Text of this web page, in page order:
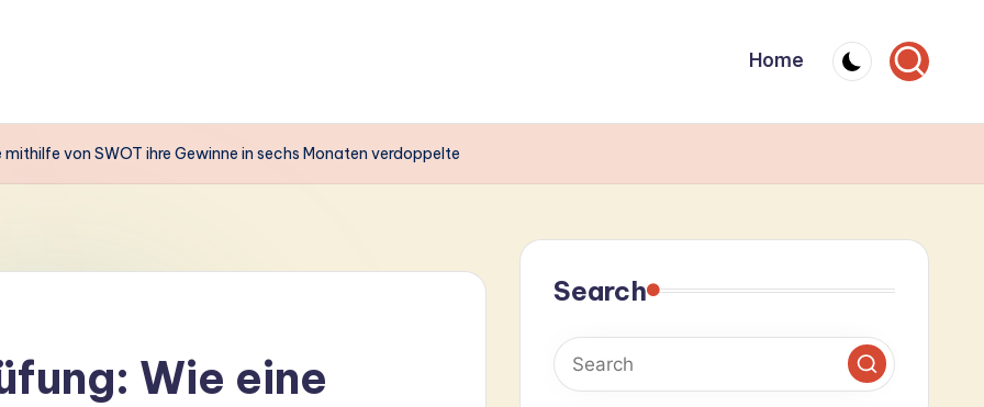
Home
von SWOT ihre Gewinne in sechs Monaten verdoppelte
Wie eine
Search